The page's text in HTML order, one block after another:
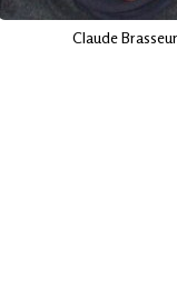
Claude Brasseur